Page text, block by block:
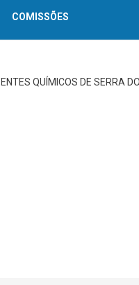
COMISSÕES
QUÍMICOS DE SERRA